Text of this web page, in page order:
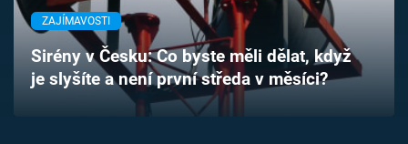
Časopis
Sledujte prima+
ZAJÍMAVOSTI
Sirény v Česku: Co byste měli dělat, když
je slyšíte a není první středa v měsíci?